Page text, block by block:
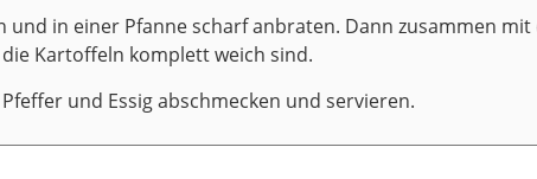
und in einer Pfanne scharf anbraten. Dann zusammen
Kartoffeln komplett weich sind.
und Essig abschmecken und servieren.